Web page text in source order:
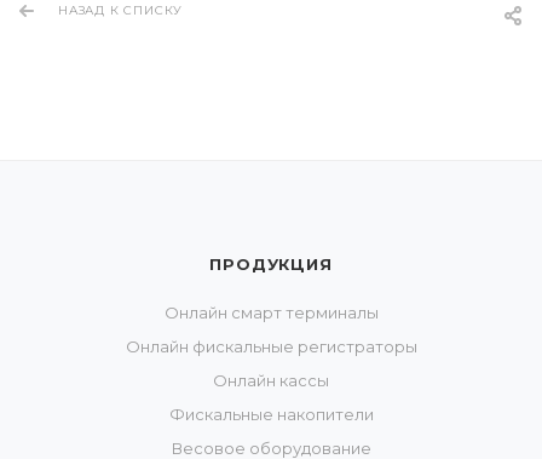
НАЗАД К СПИСКУ
ПРОДУКЦИЯ
Онлайн смарт терминалы
Онлайн фискальные регистраторы
Онлайн кассы
Фискальные накопители
Весовое оборудование